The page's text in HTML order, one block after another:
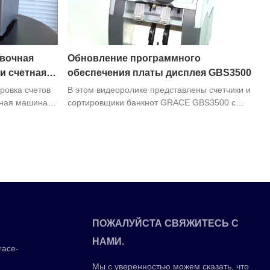
счетная
счетов
машина –
с
денег
и
Обновление программного
обеспечения платы дисплея GBS3500
В этом видеоролике представлены счетчики и
сортировщики банкнот GRACE GBS3500 с
ПОЖАЛУЙСТА СВЯЖИТЕСЬ С
НАМИ.
Мы с уверенностью можем сказать, что